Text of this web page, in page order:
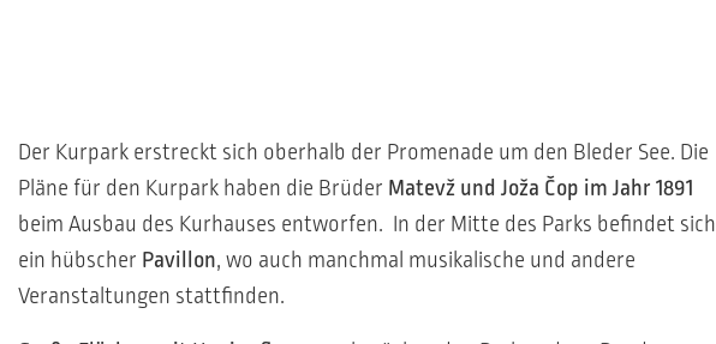
Der Kurpark erstreckt sich oberhalb der Promenade um den Bleder See. Die
Pläne für den Kurpark haben die Brüder Matevž und Joža Čop im Jahr 1891
beim Ausbau des Kurhauses entworfen. In der Mitte des Parks befindet sich
ein hübscher Pavillon, wo auch manchmal musikalische und andere
Veranstaltungen stattfinden.